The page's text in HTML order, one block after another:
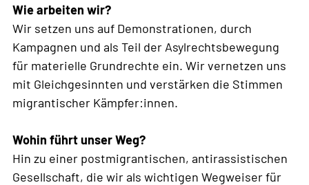
Wie arbeiten wir?
Wir setzen uns auf Demonstrationen, durch
Kampagnen und als Teil der Asylrechtsbewegung
für materielle Grundrechte ein. Wir vernetzen uns
mit Gleichgesinnten und verstärken die Stimmen
migrantischer Kämpfer:innen.
Wohin führt unser Weg?
Hin zu einer postmigrantischen, antirassistischen
Gesellschaft, die wir als wichtigen Wegweiser für